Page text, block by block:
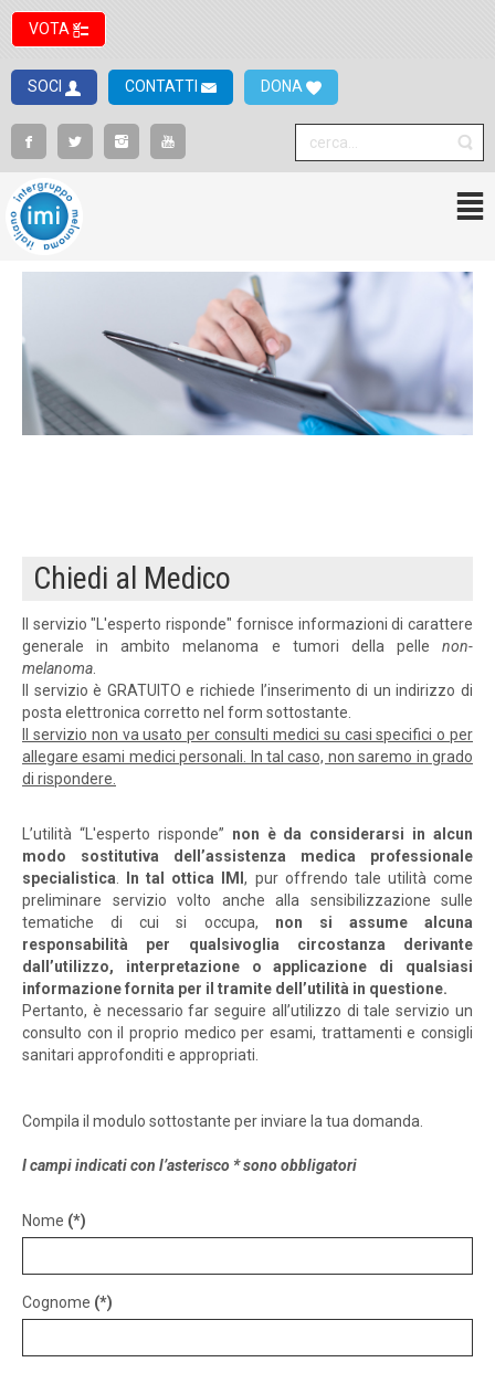
VOTA
SOCI CONTATTI DONA
Chiedi al Medico
​Il servizio ​"L'esperto risponde" fornisce informazioni di carattere
generale in ambito melanoma e tumori della pelle non-
melanoma
Il servizio è GRATUITO e richiede l’inserimento di un indirizzo di
posta elettronica corretto nel form sottostante.
Il servizio non va usato per consulti medici su casi specifici o per
allegare esami medici personali. In tal caso, non saremo in grado
di rispondere.
L’utilità “L'esperto risponde” non è da considerarsi in alcun
modo sostitutiva dell’assistenza medica professionale
specialistica
In tal ottica IMI, pur offrendo tale utilità come
preliminare servizio volto anche alla sensibilizzazione sulle
tematiche di cui si occupa, non si assume alcuna
responsabilità per qualsivoglia circostanza derivante
dall’utilizzo, interpretazione o applicazione di qualsiasi
informazione fornita per il tramite dell’utilità in questione.
Pertanto, è necessario far seguire all’utilizzo di tale servizio un
consulto con il proprio medico per esami, trattamenti e consigli
sanitari approfonditi e appropriati.
Compila il modulo sottostante per inviare la tua domanda.
I campi indicati con l’asterisco * sono obbligatori
Nome (*)
Cognome (*)